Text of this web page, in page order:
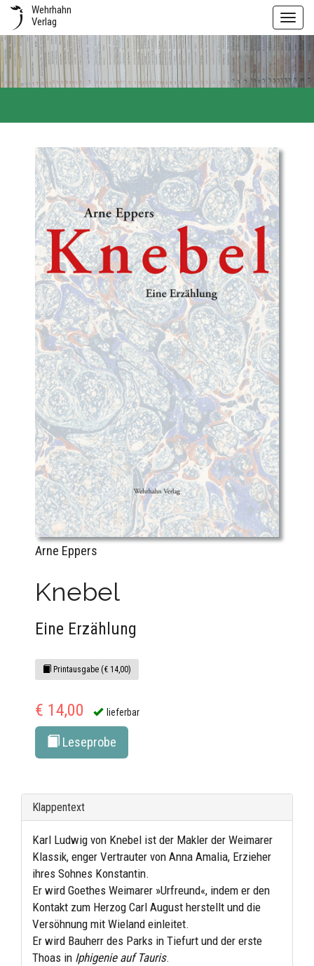
Wehrhahn
Verlag
Arne Eppers
Knebel
Eine Erzählung
Printausgabe (€ 14,00)
€ 14,00 lieferbar
Leseprobe
Klappentext
Karl Ludwig von Knebel ist der Makler der Weimarer
Klassik, enger Vertrauter von Anna Amalia, Erzieher
ihres Sohnes Konstantin.
Er wird Goethes Weimarer »Urfreund«, indem er den
Kontakt zum Herzog Carl August herstellt und die
Versöhnung mit Wieland einleitet.
Er wird Bauherr des Parks in Tiefurt und der erste
Thoas in Iphigenie auf Tauris.